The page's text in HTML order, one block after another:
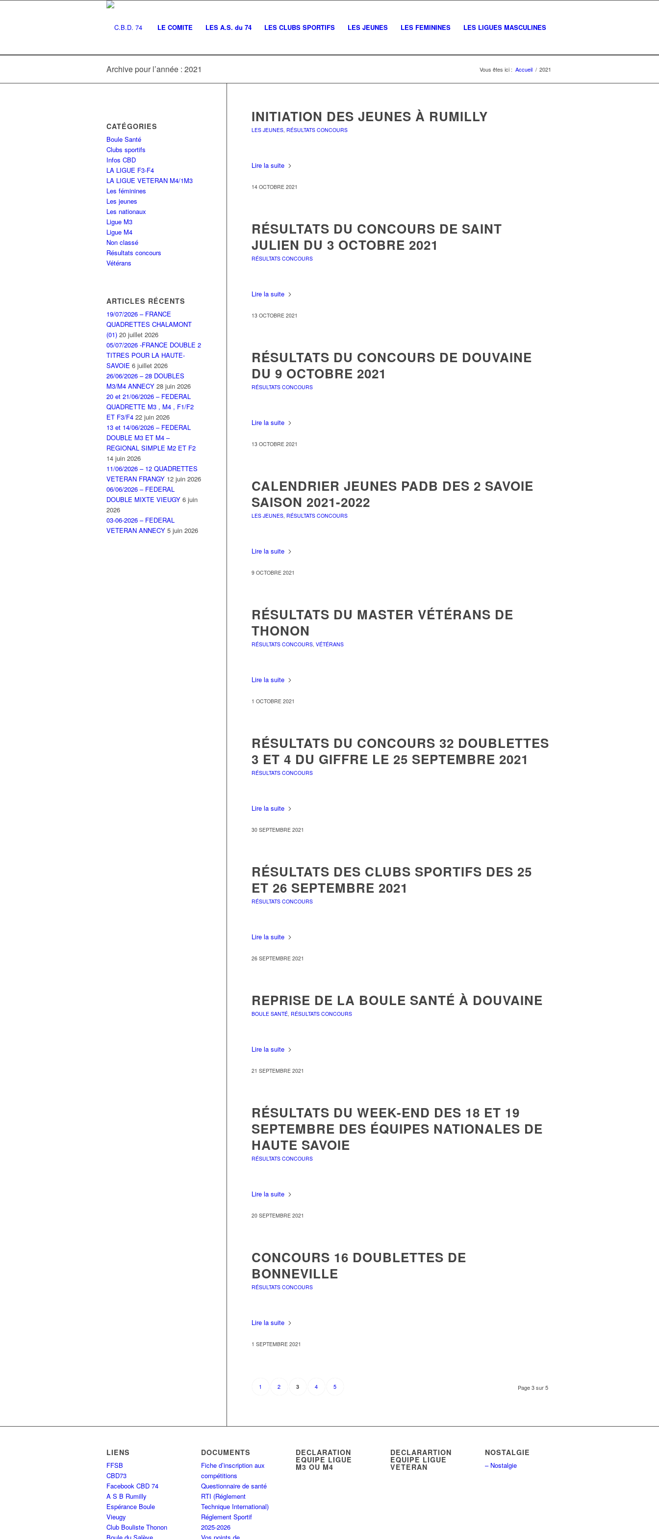
LE COMITE LES A.S. du 74 LES CLUBS SPORTIFS LES JEUNES LES FEMININES LES LIGUES MASCULINES
Archive pour l’année : 2021 Vous êtes ici : Accueil / 2021
INITIATION DES JEUNES À RUMILLY
LES JEUNES, RÉSULTATS CONCOURS
Lire la suite
14 OCTOBRE 2021
RÉSULTATS DU CONCOURS DE SAINT
JULIEN DU 3 OCTOBRE 2021
RÉSULTATS CONCOURS
Lire la suite
13 OCTOBRE 2021
RÉSULTATS DU CONCOURS DE DOUVAINE
DU 9 OCTOBRE 2021
RÉSULTATS CONCOURS
Lire la suite
13 OCTOBRE 2021
CALENDRIER JEUNES PADB DES 2 SAVOIE
SAISON 2021-2022
LES JEUNES, RÉSULTATS CONCOURS
Lire la suite
9 OCTOBRE 2021
RÉSULTATS DU MASTER VÉTÉRANS DE
THONON
RÉSULTATS CONCOURS, VÉTÉRANS
Lire la suite
1 OCTOBRE 2021
RÉSULTATS DU CONCOURS 32 DOUBLETTES
3 ET 4 DU GIFFRE LE 25 SEPTEMBRE 2021
RÉSULTATS CONCOURS
Lire la suite
30 SEPTEMBRE 2021
RÉSULTATS DES CLUBS SPORTIFS DES 25
ET 26 SEPTEMBRE 2021
RÉSULTATS CONCOURS
Lire la suite
26 SEPTEMBRE 2021
REPRISE DE LA BOULE SANTÉ À DOUVAINE
BOULE SANTÉ, RÉSULTATS CONCOURS
Lire la suite
21 SEPTEMBRE 2021
RÉSULTATS DU WEEK-END DES 18 ET 19
SEPTEMBRE DES ÉQUIPES NATIONALES DE
HAUTE SAVOIE
RÉSULTATS CONCOURS
Lire la suite
20 SEPTEMBRE 2021
CONCOURS 16 DOUBLETTES DE
BONNEVILLE
RÉSULTATS CONCOURS
Lire la suite
1 SEPTEMBRE 2021
Page 3 sur 5
1 2 3 4 5
CATÉGORIES
Boule Santé
Clubs sportifs
Infos CBD
LA LIGUE F3-F4
LA LIGUE VETERAN M4/1M3
Les féminines
Les jeunes
Les nationaux
Ligue M3
Ligue M4
Non classé
Résultats concours
Vétérans
ARTICLES RÉCENTS
19/07/2026 – FRANCE
QUADRETTES CHALAMONT
(01) 20 juillet 2026
05/07/2026 -FRANCE DOUBLE 2
TITRES POUR LA HAUTE-
SAVOIE 6 juillet 2026
26/06/2026 – 28 DOUBLES
M3/M4 ANNECY 28 juin 2026
20 et 21/06/2026 – FEDERAL
QUADRETTE M3 , M4 , F1/F2
ET F3/F4 22 juin 2026
13 et 14/06/2026 – FEDERAL
DOUBLE M3 ET M4 –
REGIONAL SIMPLE M2 ET F2
14 juin 2026
11/06/2026 – 12 QUADRETTES
VETERAN FRANGY 12 juin 2026
06/06/2026 – FEDERAL
DOUBLE MIXTE VIEUGY 6 juin
2026
03-06-2026 – FEDERAL
VETERAN ANNECY 5 juin 2026
LIENS
FFSB
CBD73
Facebook CBD 74
A S B Rumilly
Espérance Boule
Vieugy
Club Bouliste Thonon
DOCUMENTS
Fiche d’inscription aux
compétitions
Questionnaire de santé
RTI (Réglement
Technique International)
Réglement Sportif
2025-2026
DECLARATION
EQUIPE LIGUE
M3 OU M4
DECLARARTION
EQUIPE LIGUE
VETERAN
NOSTALGIE
– Nostalgie